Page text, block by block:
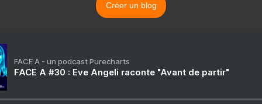
Créer un blog
FACE A - un podcast Purecharts
FACE A #30 : Eve Angeli raconte "Avant de partir"